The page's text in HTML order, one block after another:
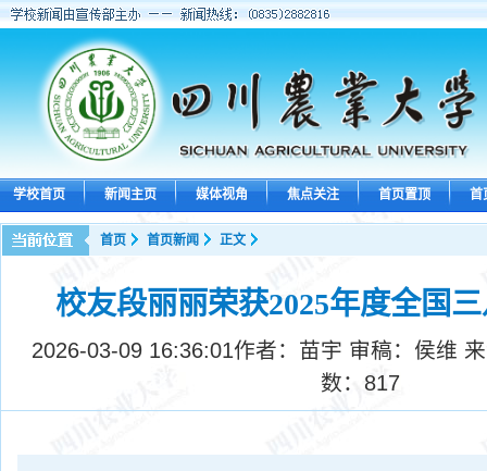
学校首页 新闻主页 媒体视角 焦点关注 首页置顶 首
首页 首页新闻 正文
校友段丽丽荣获2025年度全国
2026-03-09 16:36:01作者：苗宇 审稿：侯维
数： 817